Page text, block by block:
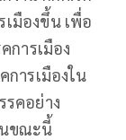
มืองขึ้น เพื่อ
การเมือง
ารเมืองใน
คอย่าง
ขณะนี้